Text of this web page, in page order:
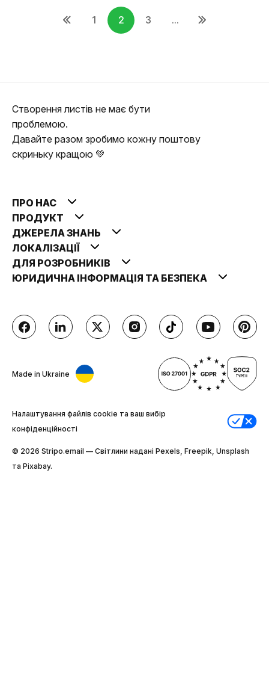
1 2 3 ...
Створення листів не має бути
проблемою.
Давайте разом зробимо кожну поштову
скриньку кращою 💚
ПРО НАС
ПРОДУКТ
ДЖЕРЕЛА ЗНАНЬ
ЛОКАЛІЗАЦІЇ
ДЛЯ РОЗРОБНИКІВ
ЮРИДИЧНА ІНФОРМАЦІЯ ТА БЕЗПЕКА
Made in Ukraine
Налаштування файлів cookie та ваш вибір
конфіденційності
© 2026 Stripо.email — Світлини надані Pexels, Freepik, Unsplash
та Pixabay.